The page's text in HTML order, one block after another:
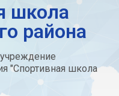
школа
района
"Спортивная школа